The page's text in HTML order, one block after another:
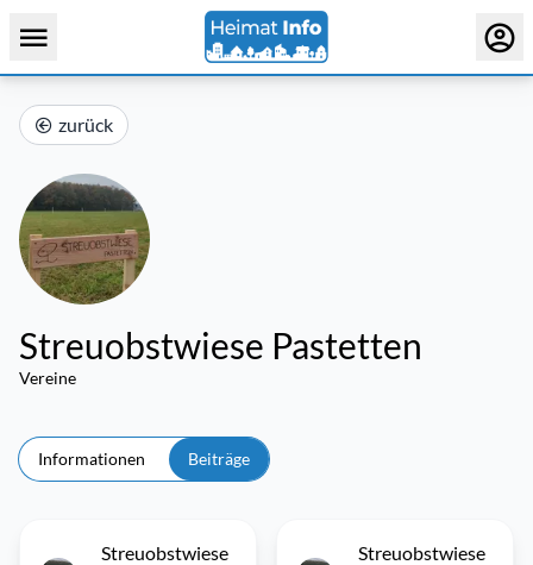
zurück
Streuobstwiese Pastetten
Vereine
Informationen Beiträge
Streuobstwiese
Streuobstwiese